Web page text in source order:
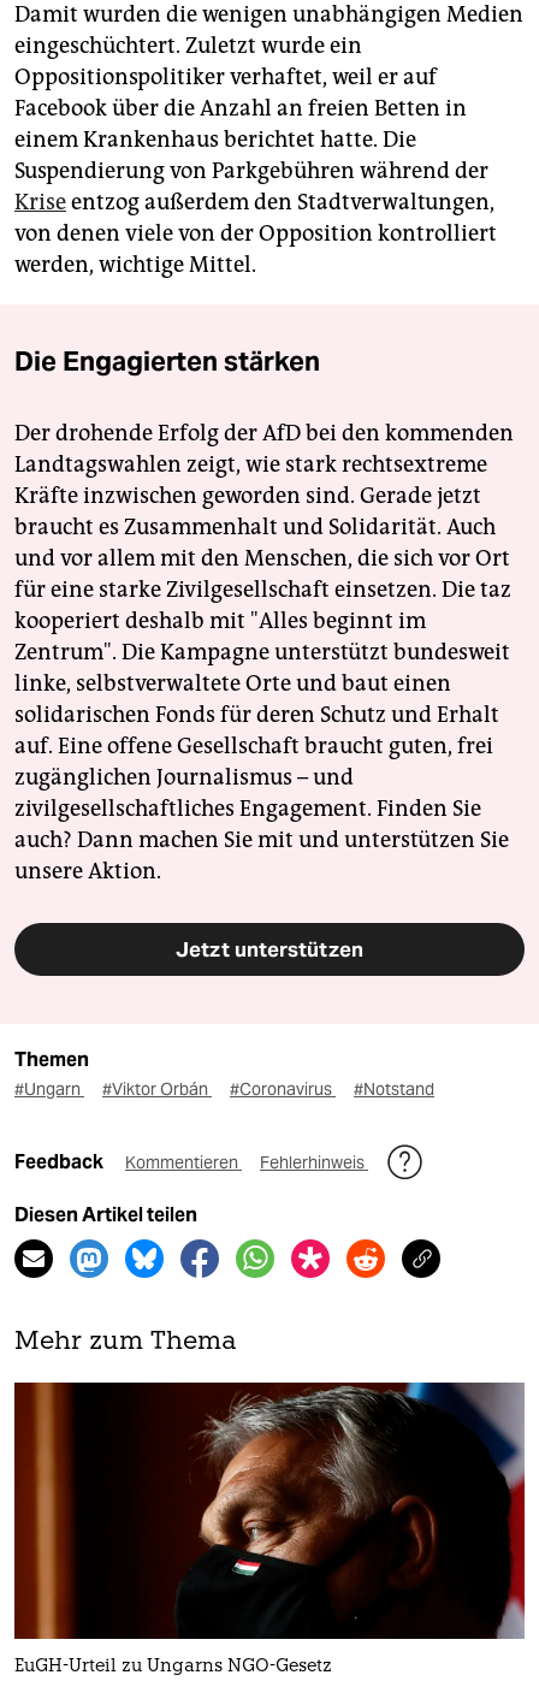
Damit wurden die wenigen unabhängigen Medien
eingeschüchtert. Zuletzt wurde ein
Oppositionspolitiker verhaftet, weil er auf
Facebook über die Anzahl an freien Betten in
einem Krankenhaus berichtet hatte. Die
Suspendierung von Parkgebühren während der
Kriseentzog außerdem den Stadtverwaltungen,
von denen viele von der Opposition kontrolliert
werden, wichtige Mittel.
Die Engagierten stärken
Der drohende Erfolg der AfD bei den kommenden
Landtagswahlen zeigt, wie stark rechtsextreme
Kräfte inzwischen geworden sind. Gerade jetzt
braucht es Zusammenhalt und Solidarität. Auch
und vor allem mit den Menschen, die sich vor Ort
für eine starke Zivilgesellschaft einsetzen. Die taz
kooperiert deshalb mit "Alles beginnt im
Zentrum". Die Kampagne unterstützt bundesweit
linke, selbstverwaltete Orte und baut einen
solidarischen Fonds für deren Schutz und Erhalt
auf. Eine offene Gesellschaft braucht guten, frei
zugänglichen Journalismus – und
zivilgesellschaftliches Engagement. Finden Sie
auch? Dann machen Sie mit und unterstützen Sie
unsere Aktion.
Jetzt unterstützen
Themen
#Ungarn #Viktor Orbán #Coronavirus #Notstand
Feedback Kommentieren Fehlerhinweis
Diesen Artikel teilen
Mehr zum Thema
EuGH-Urteil zu Ungarns NGO-Gesetz